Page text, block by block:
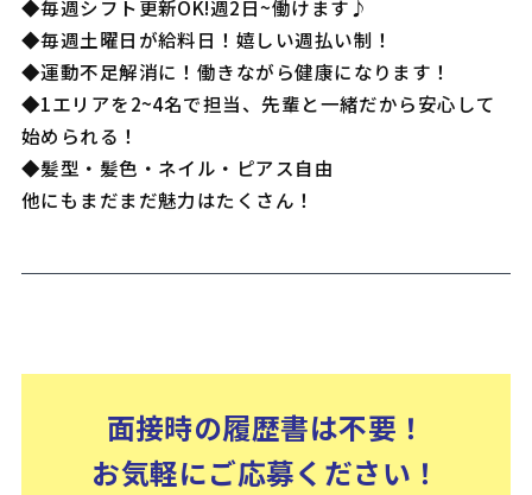
◆毎週シフト更新OK!週2日~働けます♪
◆毎週土曜日が給料日！嬉しい週払い制！
◆運動不足解消に！働きながら健康になります！
◆1エリアを2~4名で担当、先輩と一緒だから安心して
始められる！
◆髪型・髪色・ネイル・ピアス自由
他にもまだまだ魅力はたくさん！
面接時の履歴書は不要！
お気軽にご応募ください！